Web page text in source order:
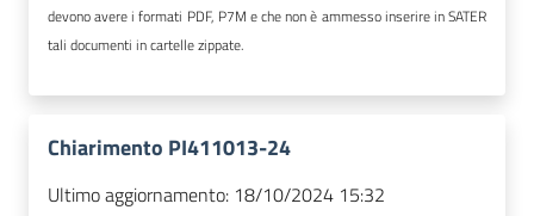
devono avere i formati PDF, P7M e che non è ammesso inserire in SATER
tali documenti in cartelle zippate.
Chiarimento PI411013-24
Ultimo aggiornamento: 18/10/2024 15:32